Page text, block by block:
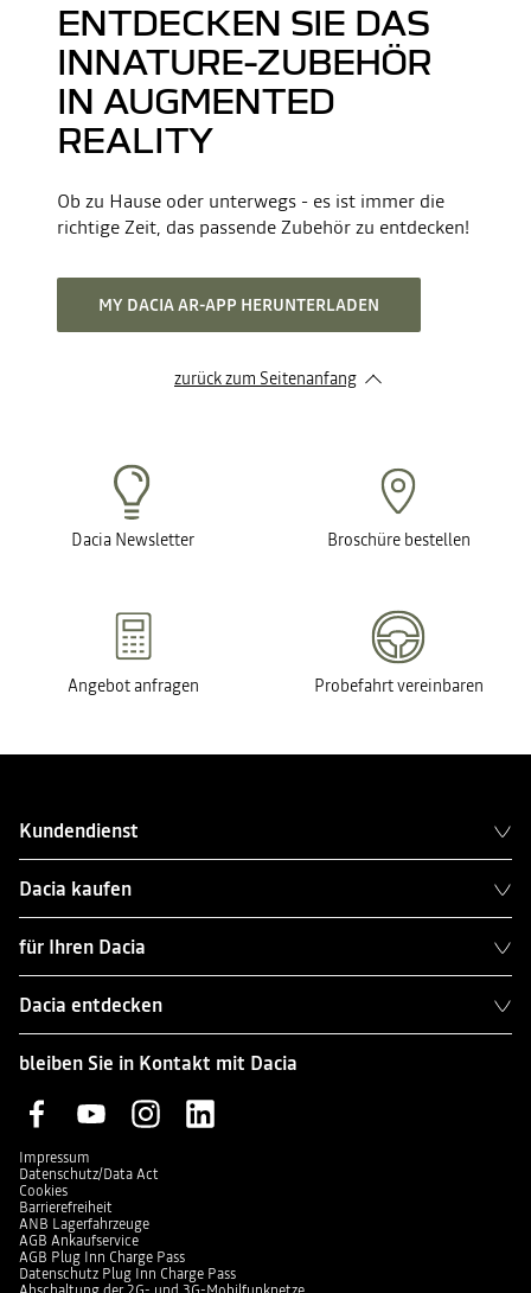
ENTDECKEN SIE DAS
INNATURE-ZUBEHÖR
IN AUGMENTED
REALITY
Ob zu Hause oder unterwegs - es ist immer die
richtige Zeit, das passende Zubehör zu entdecken!
MY DACIA AR-APP HERUNTERLADEN
zurück zum Seitenanfang
Dacia Newsletter Broschüre bestellen
Angebot anfragen Probefahrt vereinbaren
Kundendienst
Dacia kaufen
für Ihren Dacia
Dacia entdecken
bleiben Sie in Kontakt mit Dacia
Impressum
Datenschutz/Data Act
Cookies
Barrierefreiheit
ANB Lagerfahrzeuge
AGB Ankaufservice
AGB Plug Inn Charge Pass
Datenschutz Plug Inn Charge Pass